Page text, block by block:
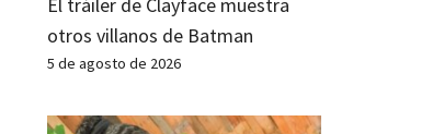
El tráiler de Clayface muestra
otros villanos de Batman
5 de agosto de 2026